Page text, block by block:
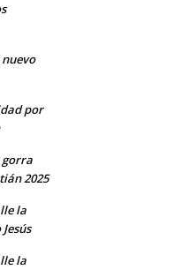
por
gorra
2025
la
la